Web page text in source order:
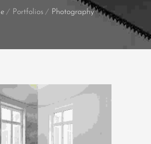
Portfolios Photography
access array offset on value
inon line
access array offset on value